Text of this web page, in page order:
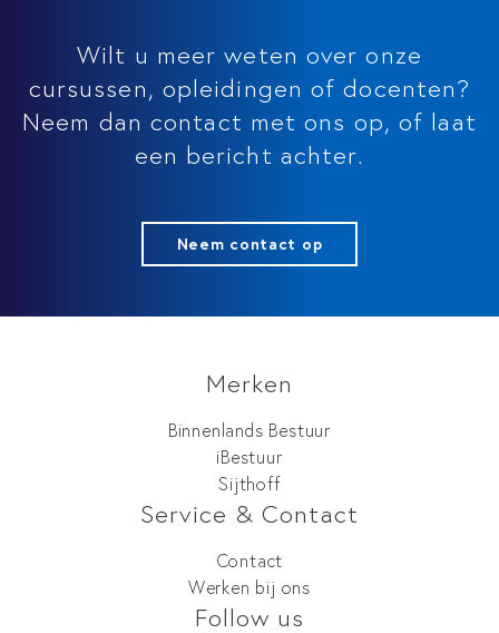
Wilt u meer weten over onze
cursussen, opleidingen of docenten?
Neem dan contact met ons op, of laat
een bericht achter.
Neem contact op
Merken
Binnenlands Bestuur
iBestuur
Sijthoff
Service & Contact
Contact
Werken bij ons
Follow us